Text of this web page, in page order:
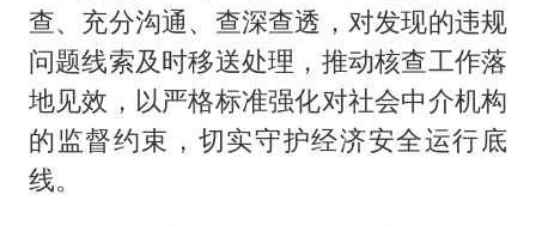
查、充分沟通、查深查透，对发现的违规
问题线索及时移送处理，推动核查工作落
地见效，以严格标准强化对社会中介机构
的监督约束，切实守护经济安全运行底
线。